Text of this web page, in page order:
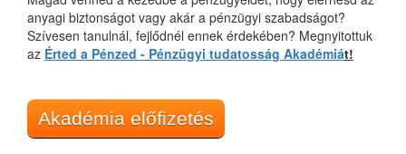
anyagi biztonságot vagy akár a pénzügyi szabadságot?
Szívesen tanulnál, fejlődnél ennek érdekében? Megnyitottuk
az Érted a Pénzed - Pénzügyi tudatosság Akadémiát!
Akadémia előfizetés